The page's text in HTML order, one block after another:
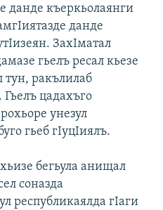
данде къеркьолаянги
данде
ЗахIматал
гьелъ ресал кьезе
тун, ракълилаб
цадахъго
унезул
гьеб гIуцIиялъ.
бегьула анищал
соназда
республикаялда гIаги